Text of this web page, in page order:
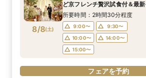
8/8(土)
ど京フレンチ贅沢試食付＆最
展示付きBIGフェア
所要時間：2時間30分程度
9:00〜
9:30〜
10:00〜
14:00〜
15:00〜
フェアを予約